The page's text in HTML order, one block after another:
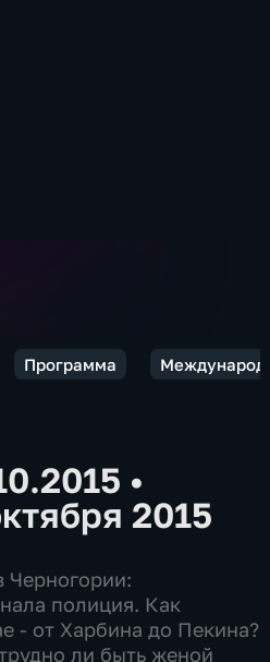
Программа
•
2015
Черногории:
полиция. Как
- от Харбина до Пекина?
ли быть женой